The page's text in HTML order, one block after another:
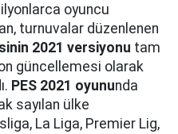
oyuncu
turnuvalar düzenlenen
2021 versiyonu tam
güncellemesi olarak
PES 2021 oyununda
sayılan ülke
La Liga, Premier Lig,